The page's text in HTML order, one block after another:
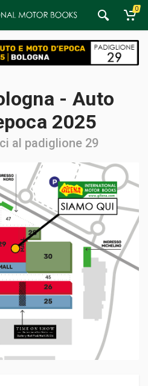
0
- Auto
2025
al padiglione 29